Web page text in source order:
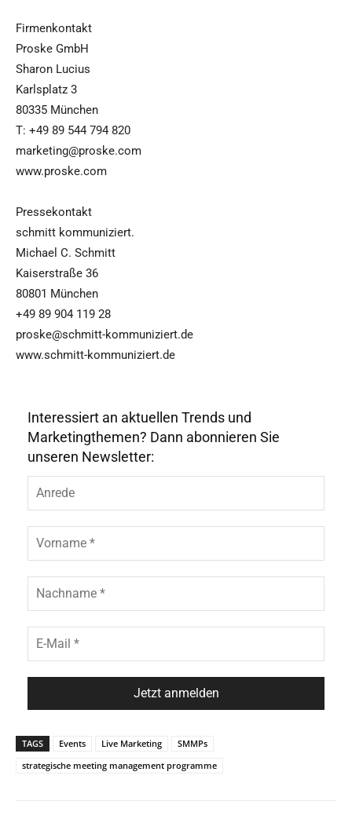
Firmenkontakt
Proske GmbH
Sharon Lucius
Karlsplatz 3
80335 München
T: +49 89 544 794 820
marketing@proske.com
www.proske.com
Pressekontakt
schmitt kommuniziert.
Michael C. Schmitt
Kaiserstraße 36
80801 München
+49 89 904 119 28
proske@schmitt-kommuniziert.de
www.schmitt-kommuniziert.de
Interessiert an aktuellen Trends und
Marketingthemen? Dann abonnieren Sie
unseren Newsletter:
TAGS Events Live Marketing
SMMPs
strategische meeting management programme